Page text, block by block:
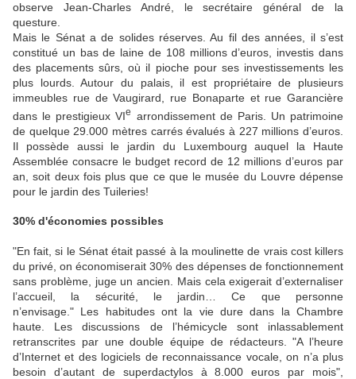
observe Jean-Charles André, le secrétaire général de la
questure.
Mais le Sénat a de solides réserves. Au fil des années, il s’est
constitué un bas de laine de 108 millions d’euros, investis dans
des placements sûrs, où il pioche pour ses investissements les
plus lourds. Autour du palais, il est propriétaire de plusieurs
immeubles rue de Vaugirard, rue Bonaparte et rue Garancière
dans le prestigieux VIe
arrondissement de Paris. Un patrimoine
de quelque 29.000 mètres carrés évalués à 227 millions d’euros.
Il possède aussi le jardin du Luxembourg auquel la Haute
Assemblée consacre le budget record de 12 millions d’euros par
an, soit deux fois plus que ce que le musée du Louvre dépense
pour le jardin des Tuileries!
30% d'économies possibles
"En fait, si le Sénat était passé à la moulinette de vrais cost killers
du privé, on économiserait 30% des dépenses de fonctionnement
sans problème,
juge un ancien. Mais cela exigerait d’externaliser
l’accueil, la sécurité, le jardin… Ce que personne
n’envisage." Les habitudes ont la vie dure dans la Chambre
haute. Les discussions de l’hémicycle sont inlassablement
retranscrites par une double équipe de rédacteurs. "A l’heure
d’Internet et des logiciels de reconnaissance vocale, on n’a plus
besoin d’autant de superdactylos à 8.000 euros par mois"